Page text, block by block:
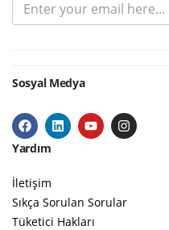
Sosyal Medya
Yardım
İletişim
Sıkça Sorulan Sorular
Tüketici Hakları